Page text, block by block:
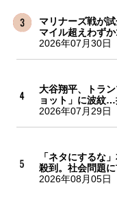
マリナーズ戦が
マイル超えわず
2026年07月30日
大谷翔平、トラ
ョット」に波紋
2026年07月29日
「ネタにするな
殺到。社会問題
2026年08月05日